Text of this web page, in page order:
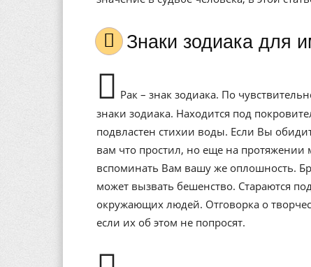
Знаки зодиака для
Рак – знак зодиака. По
знаки зодиака. Находится под
подвластен стихии воды. Если Вы
вам что простил, но еще на
вспоминать Вам вашу же оплошность.
может вызвать бешенство. Стараются
окружающих людей. Отговорка о
если их об этом не попросят.